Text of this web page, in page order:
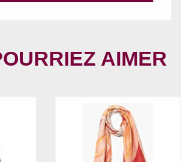
AIMER